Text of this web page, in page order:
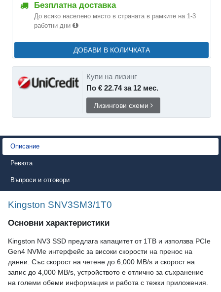
Безплатна доставка
До всяко населено място в страната в рамките на 1-3
работни дни
ДОБАВИ В КОЛИЧКАТА
Купи на лизинг
По € 22.74 за 12 мес.
Лизингови схеми
Описание
Ревюта
Въпроси и отговори
Kingston SNV3SM3/1T0
Основни характеристики
Kingston NV3 SSD предлага капацитет от 1TB и използва PCIe
Gen4 NVMe интерфейс за високи скорости на пренос на
данни. Със скорост на четене до 6,000 MB/s и скорост на
запис до 4,000 MB/s, устройството е отлично за съхранение
на големи обеми информация и работа с тежки приложения.